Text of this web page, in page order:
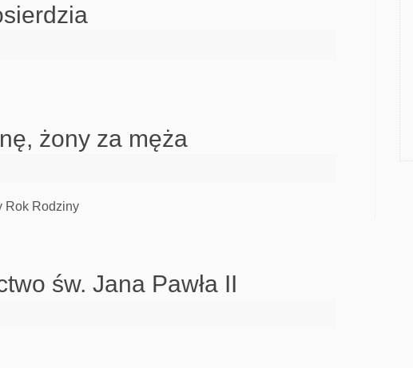
żony za męża
Rok Rodziny
św. Jana Pawła II